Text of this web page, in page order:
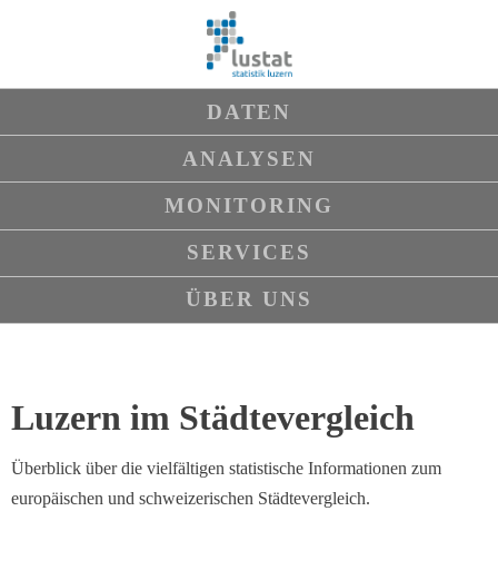
DATEN
ANALYSEN
MONITORING
SERVICES
ÜBER UNS
Luzern im Städtevergleich
Überblick über die vielfältigen statistische Informationen zum
europäischen und schweizerischen Städtevergleich.